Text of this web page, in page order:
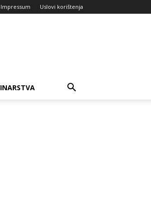
Impressum Uslovi korištenja